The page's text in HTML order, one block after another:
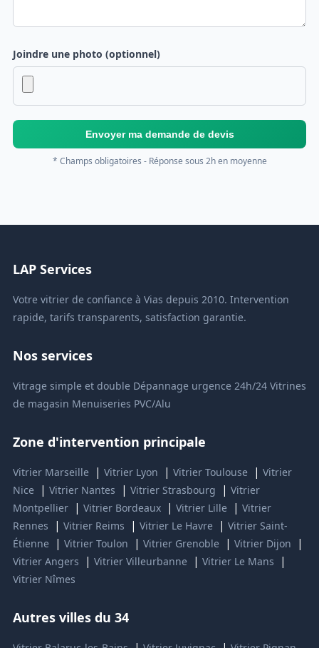
Joindre une photo (optionnel)
Envoyer ma demande de devis
* Champs obligatoires - Réponse sous 2h en moyenne
LAP Services
Votre vitrier de confiance à Vias depuis 2010. Intervention
rapide, tarifs transparents, satisfaction garantie.
Nos services
Vitrage simple et double Dépannage urgence 24h/24 Vitrines
de magasin Menuiseries PVC/Alu
Zone d'intervention principale
Vitrier Marseille | Vitrier Lyon | Vitrier Toulouse | Vitrier
Nice
| Vitrier Nantes | Vitrier Strasbourg | Vitrier
Montpellier | Vitrier Bordeaux | Vitrier Lille | Vitrier
Rennes
| Vitrier Reims | Vitrier Le Havre | Vitrier Saint-
Étienne
| Vitrier Toulon | Vitrier Grenoble | Vitrier Dijon |
Vitrier Angers | Vitrier Villeurbanne | Vitrier Le Mans |
Vitrier Nîmes
Autres villes du 34